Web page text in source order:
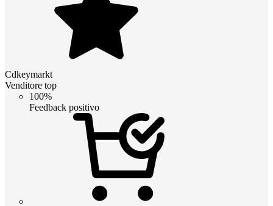
Cdkeymarkt
Venditore top
100%
Feedback positivo